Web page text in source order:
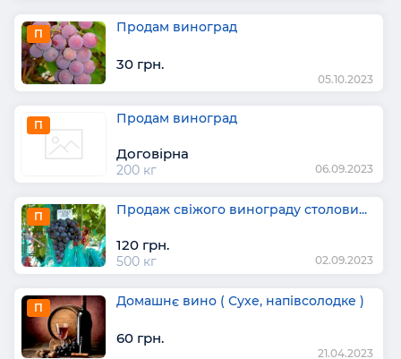
П Продам виноград
30 грн.
05.10.2023
П Продам виноград
Договірна
200 кг 06.09.2023
П Продаж свіжого винограду столови...
120 грн.
500 кг 02.09.2023
П Домашнє вино ( Сухе, напівсолодке )
60 грн.
21.04.2023